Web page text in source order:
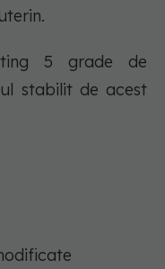
5 grade de
stabilit de acest